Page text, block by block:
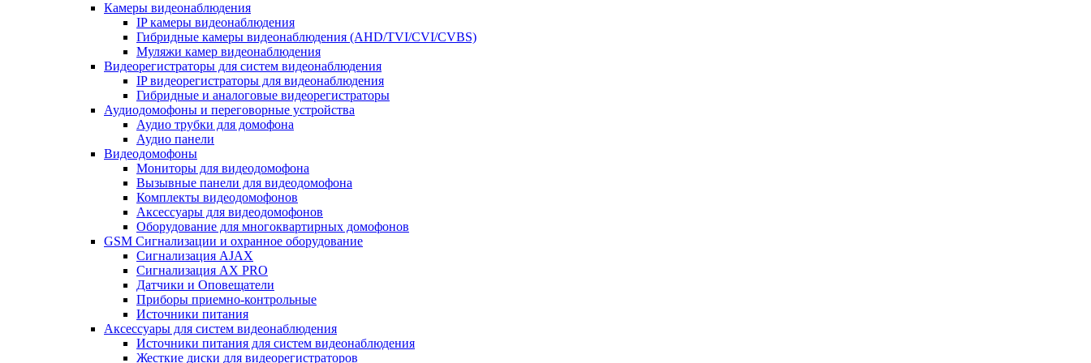
Камеры видеонаблюдения
IP камеры видеонаблюдения
Гибридные камеры видеонаблюдения (AHD/TVI/CVI/CVBS)
Муляжи камер видеонаблюдения
Видеорегистраторы для систем видеонаблюдения
IP видеорегистраторы для видеонаблюдения
Гибридные и аналоговые видеорегистраторы
Аудиодомофоны и переговорные устройства
Аудио трубки для домофона
Аудио панели
Видеодомофоны
Мониторы для видеодомофона
Вызывные панели для видеодомофона
Комплекты видеодомофонов
Аксессуары для видеодомофонов
Оборудование для многоквартирных домофонов
GSM Сигнализации и охранное оборудование
Сигнализация AJAX
Сигнализация AX PRO
Датчики и Оповещатели
Приборы приемно-контрольные
Источники питания
Аксессуары для систем видеонаблюдения
Источники питания для систем видеонаблюдения
Жесткие диски для видеорегистраторов